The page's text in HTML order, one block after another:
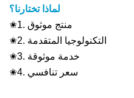
لماذا تختارنا؟
✬1. منتج موثوق
✬2. التكنولوجيا المتقدمة
✬3. خدمة موثوقة
✬4. سعر تنافسي